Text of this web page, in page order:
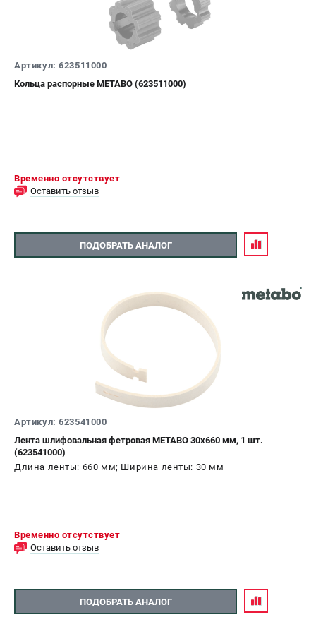
Аккумуляторные УШМ
Наборы инструмента
РАСХОДНЫЕ МАТЕРИАЛЫ И АКСЕССУАРЫ
ТЕЛЕФОН (САНКТ-ПЕТЕРБУРГ)
8 (812) 318-40-26
пн-пт - с 9:00 до 18:00
сб - с 10:00 до 16:00
вс - выходной
+7 (911) 360-06-14 | +7 (8112) 59-10-67
zakaz@metabo-market.ru
Артикул: 623511000
Кольца распорные METABO (623511000)
Временно отсутствует
Оставить отзыв
ПОДОБРАТЬ АНАЛОГ
Артикул: 623541000
Лента шлифовальная фетровая METABO 30x660 мм, 1 шт.
(623541000)
Длина ленты: 660 мм; Ширина ленты: 30 мм
Временно отсутствует
Оставить отзыв
ПОДОБРАТЬ АНАЛОГ